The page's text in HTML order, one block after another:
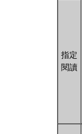
指定
閱讀